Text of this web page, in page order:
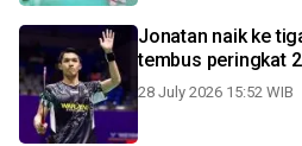
Jonatan naik ke
tembus peringkat
28 July 2026 15:52 WIB